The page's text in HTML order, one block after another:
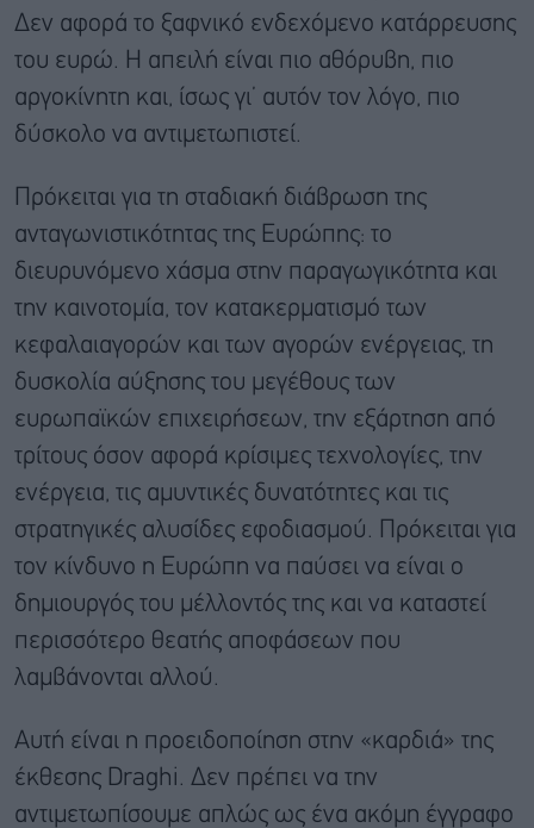
Δεν αφορά το ξαφνικό ενδεχόμενο κατάρρευσης
του ευρώ. Η απειλή είναι πιο αθόρυβη, πιο
αργοκίνητη και, ίσως γι’ αυτόν τον λόγο, πιο
δύσκολο να αντιμετωπιστεί.
Πρόκειται για τη σταδιακή διάβρωση της
ανταγωνιστικότητας της Ευρώπης: το
διευρυνόμενο χάσμα στην παραγωγικότητα και
την καινοτομία, τον κατακερματισμό των
κεφαλαιαγορών και των αγορών ενέργειας, τη
δυσκολία αύξησης του μεγέθους των
ευρωπαϊκών επιχειρήσεων, την εξάρτηση από
τρίτους όσον αφορά κρίσιμες τεχνολογίες, την
ενέργεια, τις αμυντικές δυνατότητες και τις
στρατηγικές αλυσίδες εφοδιασμού. Πρόκειται για
τον κίνδυνο η Ευρώπη να παύσει να είναι ο
δημιουργός του μέλλοντός της και να καταστεί
περισσότερο θεατής αποφάσεων που
λαμβάνονται αλλού.
Αυτή είναι η προειδοποίηση στην «καρδιά» της
έκθεσης Draghi. Δεν πρέπει να την
αντιμετωπίσουμε απλώς ως ένα ακόμη έγγραφο